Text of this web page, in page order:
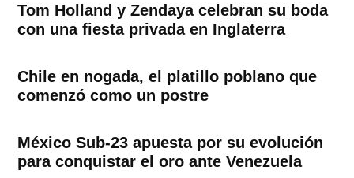
Tom Holland y Zendaya celebran su boda
con una fiesta privada en Inglaterra
Chile en nogada, el platillo poblano que
comenzó como un postre
México Sub-23 apuesta por su evolución
para conquistar el oro ante Venezuela